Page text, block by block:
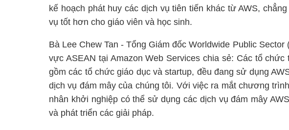
kế hoạch phát huy các dịch vụ tiên tiến khác từ AWS,
vụ tốt hơn cho giáo viên và học sinh.
Bà Lee Chew Tan - Tổng Giám đốc Worldwide Public
vực ASEAN tại Amazon Web Services chia sẻ: Các tổ
gồm các tổ chức giáo dục và startup, đều đang sử dụng
dịch vụ đám mây của chúng tôi. Với việc ra mắt chương
nhân khởi nghiệp có thể sử dụng các dịch vụ đám mây
và phát triển các giải pháp.